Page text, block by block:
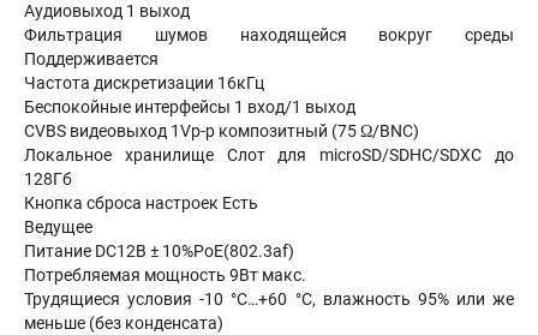
Аудиовыход 1 выход
Фильтрация шумов находящейся вокруг среды
Поддерживается
Частота дискретизации 16кГц
Беспокойные интерфейсы 1 вход/1 выход
CVBS видеовыход 1Vp-p композитный (75 Ω/BNC)
Локальное хранилище Слот для microSD/SDHC/SDXC до
128Гб
Кнопка сброса настроек Есть
Ведущее
Питание DC12В ± 10%PoE(802.3af)
Потребляемая мощность 9Вт макс.
Трудящиеся условия -10 °C…+60 °C, влажность 95% или же
меньше (без конденсата)